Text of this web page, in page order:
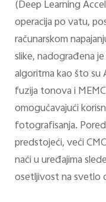
(Deep Learning
operacija po vatu,
računarskom
slike, nadograđena
algoritma kao što su
fuzija tonova i
omogućavajući
fotografisanja.
predstojeći, veći
naći u uređajima
osetljivost na svetlo